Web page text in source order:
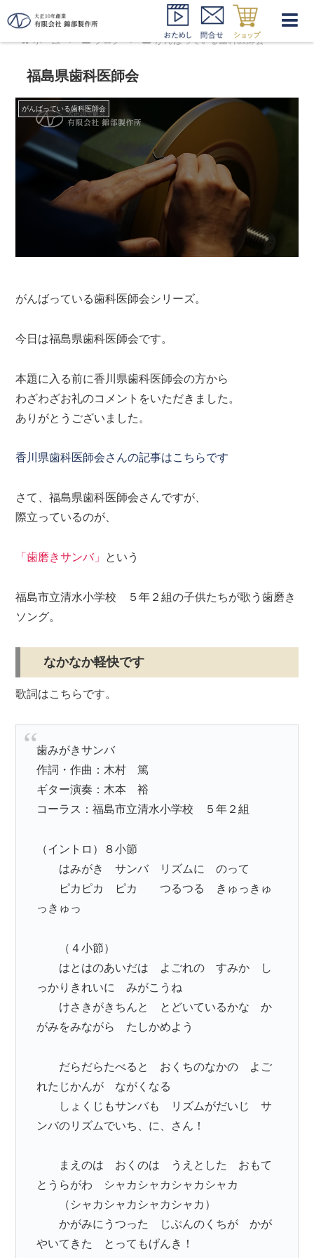
ホーム ブログ がんばっている歯科医師会
福島県歯科医師会
がんばっている歯科医師会
がんばっている歯科医師会シリーズ。
今日は福島県歯科医師会です。
本題に入る前に香川県歯科医師会の方から
わざわざお礼のコメントをいただきました。
ありがとうございました。
香川県歯科医師会さんの記事はこちらです
さて、福島県歯科医師会さんですが、
際立っているのが、
「歯磨きサンバ」 という
福島市立清水小学校 ５年２組の子供たちが歌う歯磨き
ソング。
なかなか軽快です
歌詞はこちらです。
歯みがきサンバ
作詞・作曲：木村 篤
ギター演奏：木本 裕
コーラス：福島市立清水小学校 ５年２組
（イントロ）８小節
はみがき サンバ リズムに のって
ピカピカ ピカ つるつる きゅっきゅ
っきゅっ
（４小節）
はとはのあいだは よごれの すみか し
っかりきれいに みがこうね
けさきがきちんと とどいているかな か
がみをみながら たしかめよう
だらだらたべると おくちのなかの よご
れたじかんが ながくなる
しょくじもサンバも リズムがだいじ サ
ンバのリズムでいち、に、さん！
まえのは おくのは うえとした おもて
とうらがわ シャカシャカシャカシャカ
（シャカシャカシャカシャカ）
かがみにうつった じぶんのくちが かが
やいてきた とってもげんき！